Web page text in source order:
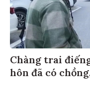
Chàng trai
hôn đã có